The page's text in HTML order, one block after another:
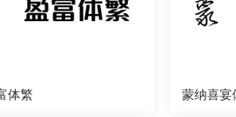
体繁 蒙纳喜宴